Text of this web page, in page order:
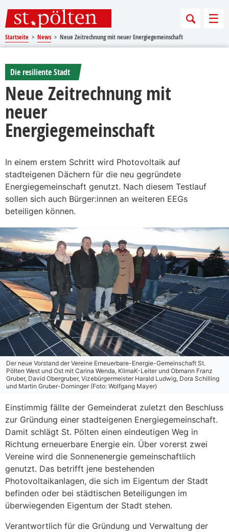
Startseite News Neue Zeitrechnung mit neuer Energiegemeinschaft
Die resiliente Stadt
Neue Zeitrechnung mit
neuer
Energiegemeinschaft
In einem erstem Schritt wird Photovoltaik auf
stadteigenen Dächern für die neu gegründete
Energiegemeinschaft genutzt. Nach diesem Testlauf
sollen sich auch Bürger:innen an weiteren EEGs
beteiligen können.
Der neue Vorstand der Vereine Erneuerbare-Energie-Gemeinschaft St.
Pölten West und Ost mit Carina Wenda, KlimaK-Leiter und Obmann Franz
Gruber, David Obergruber, Vizebürgermeister Harald Ludwig, Dora Schilling
und Martin Gruber-Dorninger (Foto: Wolfgang Mayer)
Einstimmig fällte der Gemeinderat zuletzt den Beschluss
zur Gründung einer stadteigenen Energiegemeinschaft.
Damit schlägt St. Pölten einen eindeutigen Weg in
Richtung erneuerbare Energie ein. Über vorerst zwei
Vereine wird die Sonnenenergie gemeinschaftlich
genutzt. Das betrifft jene bestehenden
Photovoltaikanlagen, die sich im Eigentum der Stadt
befinden oder bei städtischen Beteiligungen im
überwiegenden Eigentum der Stadt stehen.
Verantwortlich für die Gründung und Verwaltung der